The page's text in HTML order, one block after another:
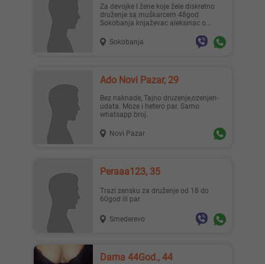
Za devojke I žene koje žele diskretno
druženje sa muškarcem 48god
Sokobanja knjaževac aleksinac o...
Sokobanja
Ado Novi Pazar, 29
Bez naknade, Tajno druzenje,ozenjen-
udata. Moze i hetero par. Samo
whatsapp broj.
Novi Pazar
Peraaa123, 35
Trazi zensku za druženje od 18 do
60god ili par
Smederevo
Dama 44God., 44